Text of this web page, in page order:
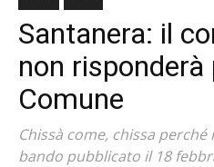
Santanera: il
non risponderà
Comune
Chissà come, chissa
bando pubblicato il 18